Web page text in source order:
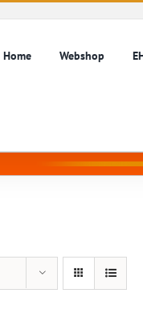
Home Webshop